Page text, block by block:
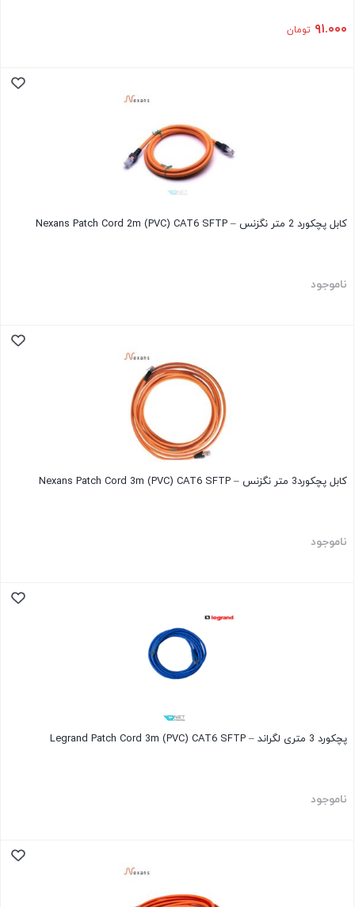
۹۱.۰۰۰ تومان
کابل پچکورد 2 متر نگزنس – Nexans Patch Cord 2m (PVC) CAT6 SFTP
ناموجود
کابل پچکورد3 متر نگزنس – Nexans Patch Cord 3m (PVC) CAT6 SFTP
ناموجود
پچکورد 3 متری لگراند – Legrand Patch Cord 3m (PVC) CAT6 SFTP
ناموجود